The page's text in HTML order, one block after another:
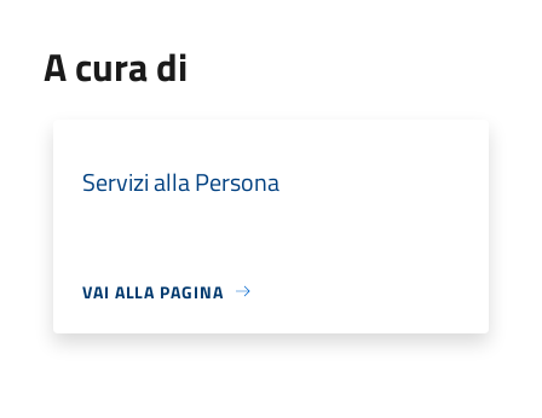
A cura di
Servizi alla Persona
VAI ALLA PAGINA